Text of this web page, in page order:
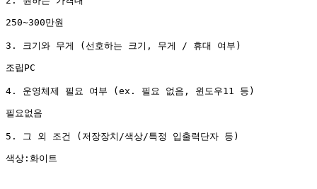
250~300만원
3. 크기와 무게 (선호하는 크기, 무게 / 휴대 여부)
조립PC
4. 운영체제 필요 여부 (ex. 필요 없음, 윈도우11 등)
필요없음
5. 그 외 조건 (저장장치/색상/특정 입출력단자 등)
색상:화이트